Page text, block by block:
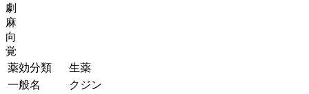
劇
麻
向
覚
薬効分類
生薬
一般名
クジン